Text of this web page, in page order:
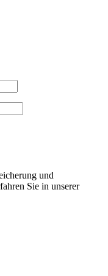
und
Sie in unserer